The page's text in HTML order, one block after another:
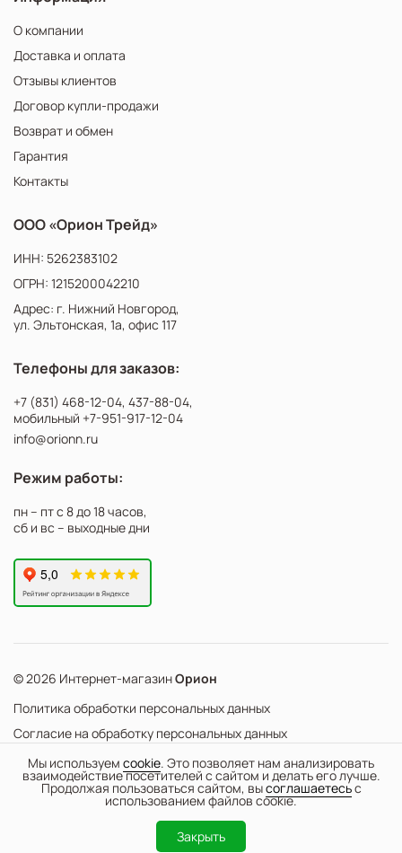
Мы используем cookie. Это позволяет нам анализировать
взаимодействие посетителей с сайтом и делать его лучше.
Продолжая пользоваться сайтом, высоглашаетесьс
использованием файлов cookie.
Закрыть
- + В корзину
О компании
Доставка и оплата
Отзывы клиентов
Договор купли-продажи
Возврат и обмен
Гарантия
Контакты
ООО «Орион Трейд»
ИНН: 5262383102
ОГРН: 1215200042210
Адрес: г. Нижний Новгород,
ул. Эльтонская, 1а, офис 117
Телефоны для заказов:
+7 (831) 468-12-04, 437-88-04,
мобильный +7-951-917-12-04
info@orionn.ru
Режим работы:
пн – пт с 8 до 18 часов,
сб и вс – выходные дни
© 2026 Интернет-магазинОрион
Политика обработки персональных данных
Согласие на обработку персональных данных
Web Механика
- создание интернет-магазинов